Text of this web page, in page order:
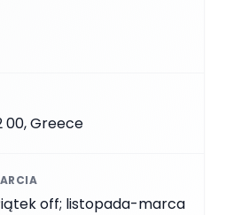
00, Greece
off; listopada-marca